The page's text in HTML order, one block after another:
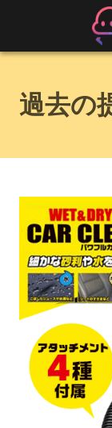
過去の